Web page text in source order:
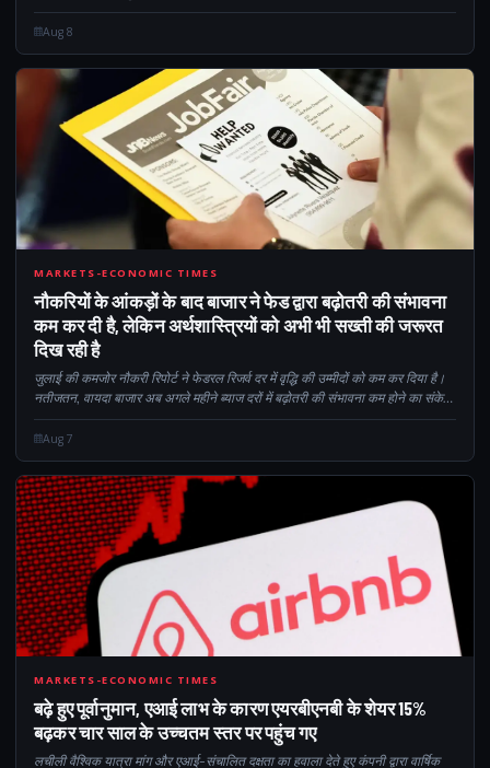
की ब्याज दर में बढ़ोतरी की उम्मीदें कम हो गईं। स्ट्रोन...
Aug 8
CM
MARKETS-ECONOMIC TIMES
नौकरियों के आंकड़ों के बाद बाजार ने फेड द्वारा बढ़ोतरी की संभावना
कम कर दी है, लेकिन अर्थशास्त्रियों को अभी भी सख्ती की जरूरत
दिख रही है
जुलाई की कमजोर नौकरी रिपोर्ट ने फेडरल रिजर्व दर में वृद्धि की उम्मीदों को कम कर दिया है।
नतीजतन, वायदा बाजार अब अगले महीने ब्याज दरों में बढ़ोतरी की संभावना कम होने का संकेत
दे रहे हैं। कैलोरी के बावजूद...
Aug 7
15
MARKETS-ECONOMIC TIMES
बढ़े हुए पूर्वानुमान, एआई लाभ के कारण एयरबीएनबी के शेयर 15%
बढ़कर चार साल के उच्चतम स्तर पर पहुंच गए
लचीली वैश्विक यात्रा मांग और एआई-संचालित दक्षता का हवाला देते हुए कंपनी द्वारा वार्षिक